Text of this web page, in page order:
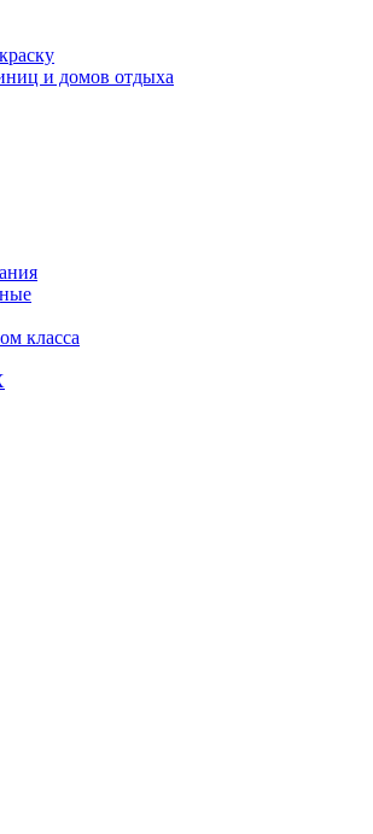
и домов отдыха
класса